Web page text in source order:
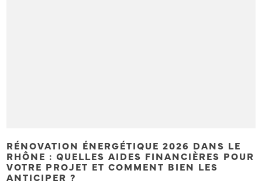
RÉNOVATION ÉNERGÉTIQUE 2026 DANS LE
RHÔNE : QUELLES AIDES FINANCIÈRES POUR
VOTRE PROJET ET COMMENT BIEN LES
ANTICIPER ?